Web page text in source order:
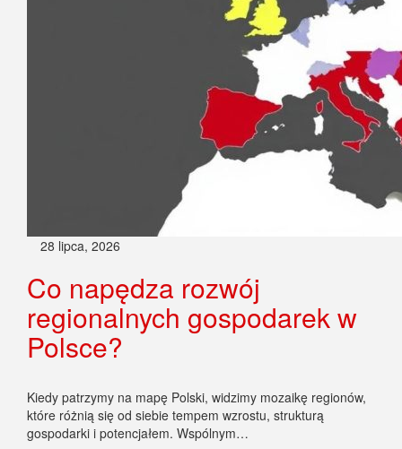
28 lipca, 2026
Co napędza rozwój
regionalnych gospodarek w
Polsce?
Kiedy patrzymy na mapę Polski, widzimy mozaikę regionów,
które różnią się od siebie tempem wzrostu, strukturą
gospodarki i potencjałem. Wspólnym…